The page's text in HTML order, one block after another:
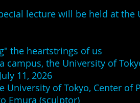
lecture will be held at the
the heartstrings of us
campus, the University of
11, 2026
University of Tokyo, Center of
Emura (sculptor)